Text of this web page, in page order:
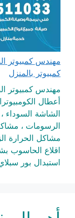
كمبيوتر بالمنزل
مهندس كمبيوتر
أعطال
الشاشة
الرسومات ،
مشاكل الحرارة
اقلاع الحاسوب
استبدال بور